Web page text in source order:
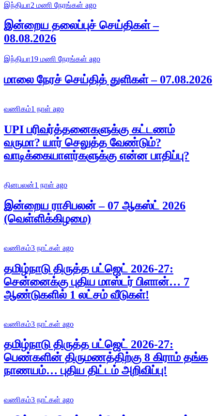
இந்தியா2 மணி நேரங்கள் ago
இன்றைய தலைப்புச் செய்திகள் –
08.08.2026
இந்தியா19 மணி நேரங்கள் ago
மாலை நேரச் செய்தித் துளிகள் – 07.08.2026
வணிகம்1 நாள் ago
UPI பரிவர்த்தனைகளுக்கு கட்டணம்
வருமா? யார் செலுத்த வேண்டும்?
வாடிக்கையாளர்களுக்கு என்ன பாதிப்பு?
தினபலன்1 நாள் ago
இன்றைய ராசிபலன் – 07 ஆகஸ்ட் 2026
(வெள்ளிக்கிழமை)
வணிகம்3 நாட்கள் ago
தமிழ்நாடு திருத்த பட்ஜெட் 2026-27:
சென்னைக்கு புதிய மாஸ்டர் பிளான்… 7
ஆண்டுகளில் 1 லட்சம் வீடுகள்!
வணிகம்3 நாட்கள் ago
தமிழ்நாடு திருத்த பட்ஜெட் 2026-27:
பெண்களின் திருமணத்திற்கு 8 கிராம் தங்க
நாணயம்… புதிய திட்டம் அறிவிப்பு!
வணிகம்3 நாட்கள் ago